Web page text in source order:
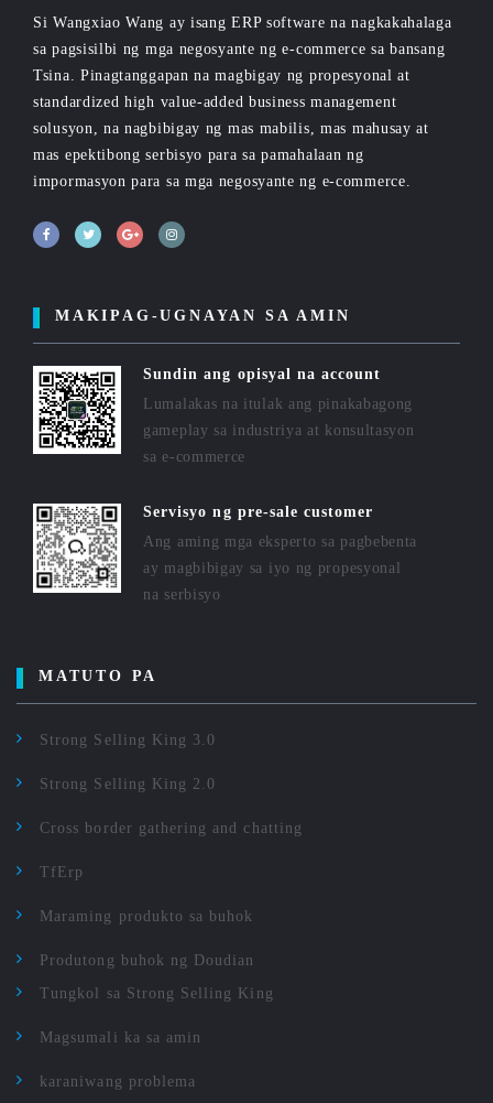
Si Wangxiao Wang ay isang ERP software na nagkakahalaga
sa pagsisilbi ng mga negosyante ng e-commerce sa bansang
Tsina. Pinagtanggapan na magbigay ng propesyonal at
standardized high value-added business management
solusyon, na nagbibigay ng mas mabilis, mas mahusay at
mas epektibong serbisyo para sa pamahalaan ng
impormasyon para sa mga negosyante ng e-commerce.
MAKIPAG-UGNAYAN SA AMIN
Sundin ang opisyal na account
Lumalakas na itulak ang pinakabagong
gameplay sa industriya at konsultasyon
sa e-commerce
Servisyo ng pre-sale customer
Ang aming mga eksperto sa pagbebenta
ay magbibigay sa iyo ng propesyonal
na serbisyo
MATUTO PA
Strong Selling King 3.0
Strong Selling King 2.0
Cross border gathering and chatting
TfErp
Maraming produkto sa buhok
Produtong buhok ng Doudian
Tungkol sa Strong Selling King
Magsumali ka sa amin
karaniwang problema